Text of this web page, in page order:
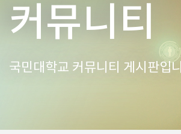
커뮤니티
국민대학교 커뮤니티 게시판입